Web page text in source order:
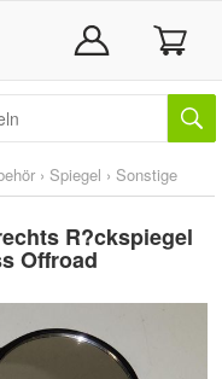
› Spiegel › Sonstige
R?ckspiegel
Offroad